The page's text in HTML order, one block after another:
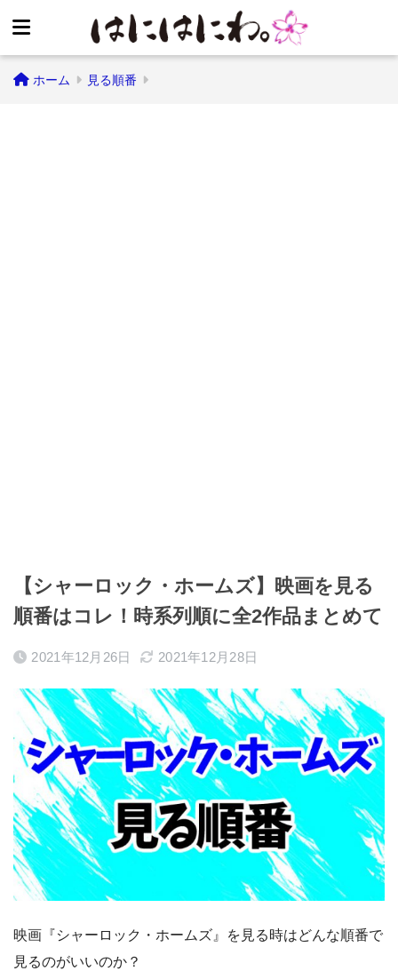
ホーム 見る順番
【シャーロック・ホームズ】映画を見る
順番はコレ！時系列順に全2作品まとめて
2021年12月26日 2021年12月28日
映画『シャーロック・ホームズ』を見る時はどんな順番で
見るのがいいのか？